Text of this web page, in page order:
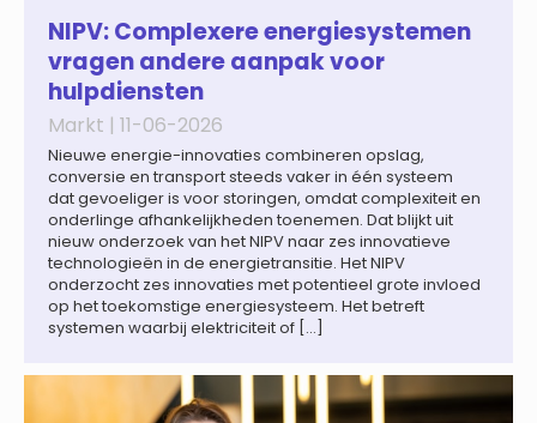
wereldwijd naar verwachting afnemen tot 1,3% in reële
termen in […]
NIPV: Complexere energiesystemen
vragen andere aanpak voor
hulpdiensten
Markt | 11-06-2026
Nieuwe energie-innovaties combineren opslag,
conversie en transport steeds vaker in één systeem
dat gevoeliger is voor storingen, omdat complexiteit en
onderlinge afhankelijkheden toenemen. Dat blijkt uit
nieuw onderzoek van het NIPV naar zes innovatieve
technologieën in de energietransitie. Het NIPV
onderzocht zes innovaties met potentieel grote invloed
op het toekomstige energiesysteem. Het betreft
systemen waarbij elektriciteit of […]